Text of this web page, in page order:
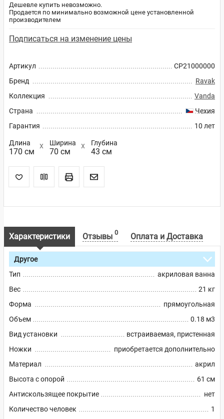
Артикул
CP21000000
Бренд
Ravak
Коллекция
Vanda
Страна
Чехия
Гарантия
10 лет
Длина
170 см
Ширина
70 см
Глубина
43 см
Дешевле купить невозможно.
Продается по минимально возможной цене установленной
производителем
Подписаться на изменение цены
Характеристики Отзывы 0 Оплата и Доставка
Другое
Тип
акриловая ванна
Вес
21 кг
Форма
прямоугольная
Объем
0.18 м3
Вид установки
встраиваемая, пристенная
Ножки
приобретается дополнительно
Материал
акрил
Высота с опорой
61 см
Антискользящее покрытие
нет
Количество человек
1